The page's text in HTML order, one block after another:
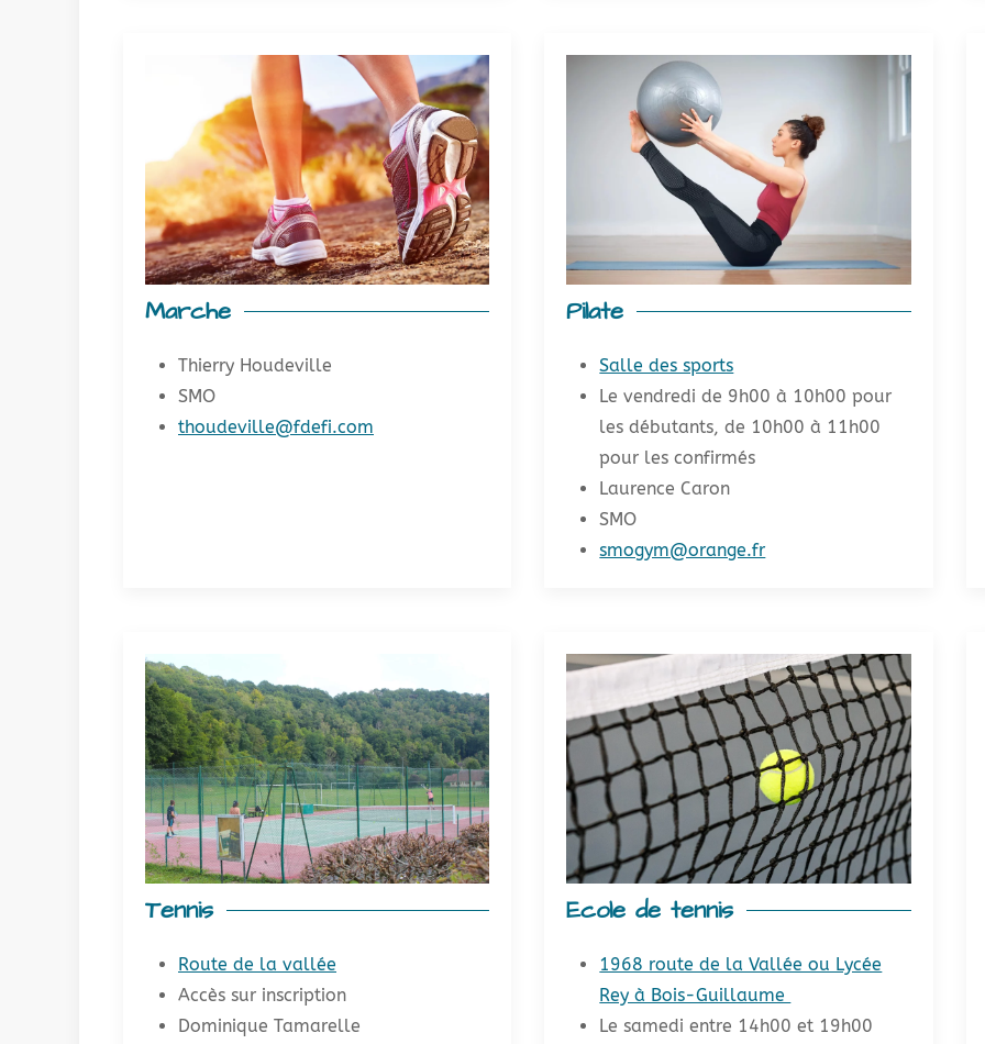
Marche
Thierry Houdeville
SMO
thoudeville@fdefi.com
Pilate
Salle des sports
Le vendredi de 9h00 à 10h00 pour
les débutants, de 10h00 à 11h00
pour les confirmés
Laurence Caron
SMO
smogym@orange.fr
Tennis
Route de la vallée
Accès sur inscription
Dominique Tamarelle
Ecole de tennis
1968 route de la Vallée ou Lycée
Rey à Bois-Guillaume
Le samedi entre 14h00 et 19h00